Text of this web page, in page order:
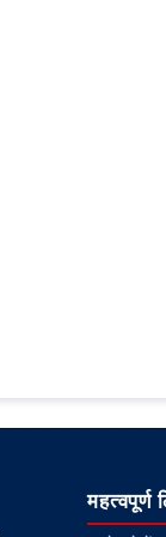
महत्वपूर्ण